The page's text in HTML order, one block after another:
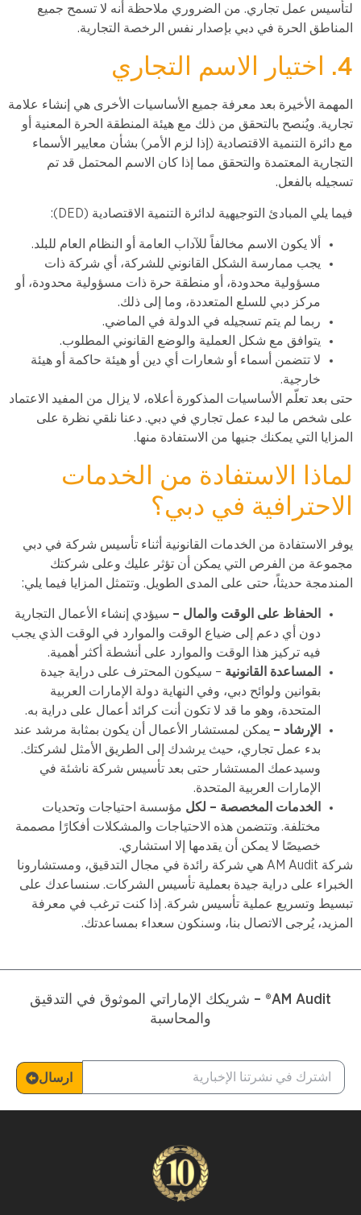
لتأسيس عمل تجاري. من الضروري ملاحظة أنه لا تسمح جميع
المناطق الحرة في دبي بإصدار نفس الرخصة التجارية.
4. اختيار الاسم التجاري
المهمة الأخيرة بعد معرفة جميع الأساسيات الأخرى هي إنشاء علامة
تجارية. ويُنصح بالتحقق من ذلك مع هيئة المنطقة الحرة المعنية أو
مع دائرة التنمية الاقتصادية (إذا لزم الأمر) بشأن معايير الأسماء
التجارية المعتمدة والتحقق مما إذا كان الاسم المحتمل قد تم
تسجيله بالفعل.
فيما يلي المبادئ التوجيهية لدائرة التنمية الاقتصادية (DED):
ألا يكون الاسم مخالفاً للآداب العامة أو النظام العام للبلد.
يجب ممارسة الشكل القانوني للشركة، أي شركة ذات
مسؤولية محدودة، أو منطقة حرة ذات مسؤولية محدودة، أو
مركز دبي للسلع المتعددة، وما إلى ذلك.
ربما لم يتم تسجيله في الدولة في الماضي.
يتوافق مع شكل العملية والوضع القانوني المطلوب.
لا تتضمن أسماء أو شعارات أي دين أو هيئة حاكمة أو هيئة
خارجية.
حتى بعد تعلّم الأساسيات المذكورة أعلاه، لا يزال من المفيد الاعتماد
على شخص ما لبدء عمل تجاري في دبي. دعنا نلقي نظرة على
المزايا التي يمكنك جنيها من الاستفادة منها.
لماذا الاستفادة من الخدمات
الاحترافية في دبي؟
يوفر الاستفادة من الخدمات القانونية أثناء تأسيس شركة في دبي
مجموعة من الفرص التي يمكن أن تؤثر عليك وعلى شركتك
المندمجة حديثاً، حتى على المدى الطويل. وتتمثل المزايا فيما يلي:
الحفاظ على الوقت والمال – سيؤدي إنشاء الأعمال التجارية
دون أي دعم إلى ضياع الوقت والموارد في الوقت الذي يجب
فيه تركيز هذا الوقت والموارد على أنشطة أكثر أهمية.
المساعدة القانونية – سيكون المحترف على دراية جيدة
بقوانين ولوائح دبي، وفي النهاية دولة الإمارات العربية
المتحدة، وهو ما قد لا تكون أنت كرائد أعمال على دراية به.
الإرشاد – يمكن لمستشار الأعمال أن يكون بمثابة مرشد عند
بدء عمل تجاري، حيث يرشدك إلى الطريق الأمثل لشركتك.
وسيدعمك المستشار حتى بعد تأسيس شركة ناشئة في
الإمارات العربية المتحدة.
الخدمات المخصصة – لكل مؤسسة احتياجات وتحديات
مختلفة. وتتضمن هذه الاحتياجات والمشكلات أفكارًا مصممة
خصيصًا لا يمكن أن يقدمها إلا استشاري.
شركة AM Audit هي شركة رائدة في مجال التدقيق، ومستشارونا
الخبراء على دراية جيدة بعملية تأسيس الشركات. سنساعدك على
تبسيط وتسريع عملية تأسيس شركة. إذا كنت ترغب في معرفة
المزيد، يُرجى الاتصال بنا، وسنكون سعداء بمساعدتك.
AM Audit® – شريكك الإماراتي الموثوق في التدقيق
والمحاسبة
ارسال